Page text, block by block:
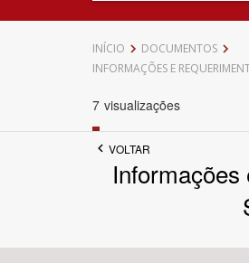
Data do Documento
Povo Indígena
INÍCIO
DOCUMENTOS
INFORMAÇÕES E
7 visualizações
VOLTAR